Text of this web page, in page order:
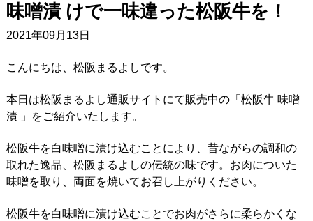
味噌漬 けで一味違った松阪牛を！
2021年09月13日
こんにちは、松阪まるよしです。
本日は松阪まるよし通販サイトにて販売中の「松阪牛 味噌
漬 」をご紹介いたします。
松阪牛を白味噌に漬け込むことにより、昔ながらの調和の
取れた逸品、松阪まるよしの伝統の味です。お肉についた
味噌を取り、両面を焼いてお召し上がりください。
松阪牛を白味噌に漬け込むことでお肉がさらに柔らかくな